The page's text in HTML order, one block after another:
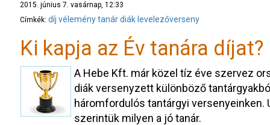
2015. június 7. vasárnap, 12:33
Címkék: díj véleménytanárdiák levelezőverseny
Ki kapja az Év tanára díjat?
A Hebe Kft. már közel tíz éve szervez
diák versenyzett különböző
háromfordulós tantárgyi
szerintük milyen a jó tanár.